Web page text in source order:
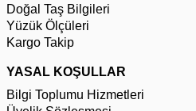
Doğal Taş Bilgileri
Yüzük Ölçüleri
Kargo Takip
YASAL KOŞULLAR
Bilgi Toplumu Hizmetleri